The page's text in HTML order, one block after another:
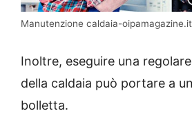
Manutenzione caldaia-oipamagazine.it
Inoltre, eseguire una
della caldaia può portare a
bolletta.